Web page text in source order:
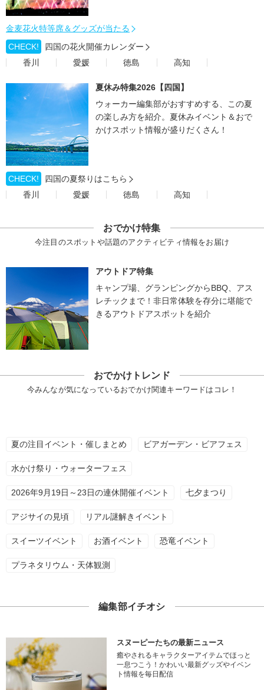
金麦花火特等席＆グッズが当たる
CHECK!
四国の花火開催カレンダー
香川
愛媛 徳島 高知
夏休み特集2026【四国】
ウォーカー編集部がおすすめする、この夏
の楽しみ方を紹介。夏休みイベント＆おで
かけスポット情報が盛りだくさん！
CHECK!
四国の夏祭りはこちら
香川
愛媛 徳島 高知
おでかけ特集
今注目のスポットや話題のアクティビティ情報をお届け
アウトドア特集
キャンプ場、グランピングからBBQ、アス
レチックまで！非日常体験を存分に堪能で
きるアウトドアスポットを紹介
おでかけトレンド
今みんなが気になっているおでかけ関連キーワードはコレ！
夏の注目イベント・催しまとめ ビアガーデン・ビアフェス
水かけ祭り・ウォーターフェス
2026年9月19日～23日の連休開催イベント 七夕まつり
アジサイの見頃 リアル謎解きイベント
スイーツイベント お酒イベント 恐竜イベント
プラネタリウム・天体観測
編集部イチオシ
スヌーピーたちの最新ニュース
癒やされるキャラクターアイテムでほっと
一息つこう！かわいい最新グッズやイベン
ト情報を毎日配信